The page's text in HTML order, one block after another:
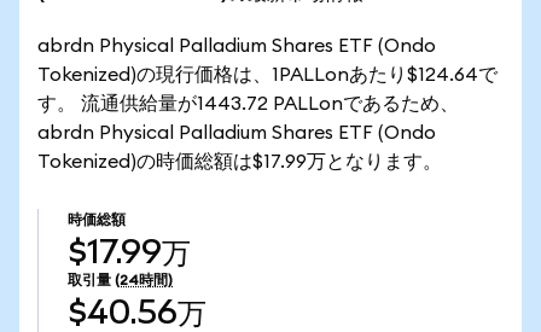
abrdn Physical Palladium Shares ETF (Ondo
Tokenized)の現行価格は、1PALLonあたり$124.64で
す。 流通供給量が1443.72 PALLonであるため、
abrdn Physical Palladium Shares ETF (Ondo
Tokenized)の時価総額は$17.99万となります。
時価総額
$17.99万
取引量 (24時間)
$40.56万